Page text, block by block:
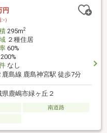
の費用は買主様負担となり
司法書士売主指定・ご質問
問合せください。
円
）
295m2
２種住居
60%
なし
鹿島線 鹿島神宮駅 徒歩7分
県鹿嶋市緑ヶ丘２
南道路